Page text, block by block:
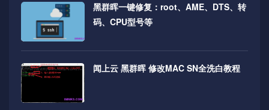
黑群晖一键修复：root、AME、DTS、转
码、CPU型号等
闻上云 黑群晖 修改MAC SN全洗白教程